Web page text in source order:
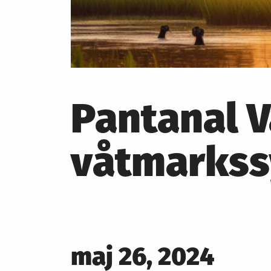
Pantanal
Posted
maj 26, 2024